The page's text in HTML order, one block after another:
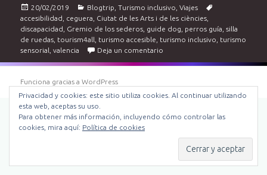
Publicado
el
20/02/2019 Categorías
Blogtrip ,Turismo inclusivo ,Viajes
accesibilidad
ceguera Ciutat de les Arts i de les ciències
discapacidad
Gremio de los sederos guide dog perros guía ,silla
de ruedas tourism4all turismo accesible turismo inclusivo
turismo
sensorial ,valencia Deja un comentario
Funciona gracias a WordPress
Privacidad y cookies: este sitio utiliza cookies. Al continuar utilizando
esta web, aceptas su uso.
Para obtener más información, incluyendo cómo controlar las
cookies, mira aquí: Política de cookies